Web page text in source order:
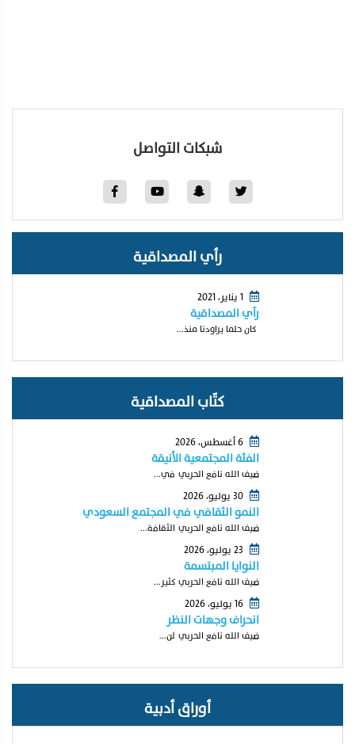
شبكات التواصل
رأي المصداقية
1 يناير، 2021
رآي المصداقية
كان حلما يراودنا منذ...
كتّاب المصداقية
6 أغسطس، 2026
الفئة المجتمعية الأنيقة
ضيف الله نافع الحربي في...
30 يوليو، 2026
النمو الثقافي في المجتمع السعودي
ضيف الله نافع الحربي الثقافة...
النوايا المبتسمة
ضيف الله نافع الحربي كثير...
16 يوليو، 2026
انحراف وجهات النظر
ضيف الله نافع الحربي لن...
أوراق أدبية